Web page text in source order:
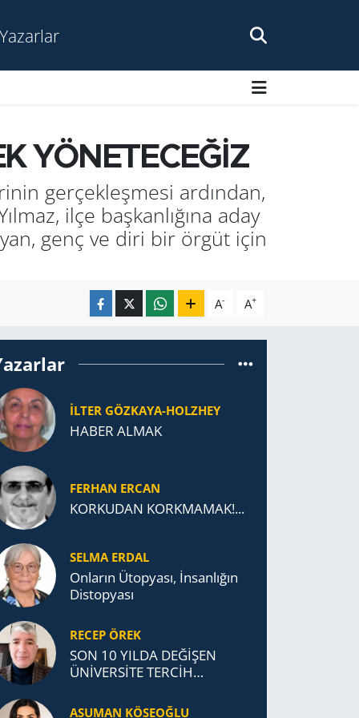
Yazarlar
YÖNETECEĞİZ
gerçekleşmesi ardından,
ilçe başkanlığına aday
genç ve diri bir örgüt için
A- A+
İLTER GÖZKAYA-HOLZHEY
HABER ALMAK
FERHAN ERCAN
KORKUDAN KORKMAMAK!...
SELMA ERDAL
Onların Ütopyası, İnsanlığın
Distopyası
RECEP ÖREK
SON 10 YILDA DEĞİŞEN
ÜNİVERSİTE TERCİH
ASUMAN KÖSEOĞLU